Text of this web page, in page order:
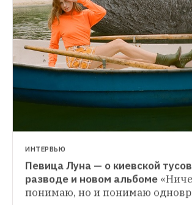
НОВАЯ МУЗЫКА
НОВОСТИ
Какие песни чаще всего
в 2018 годуЖительница
почти 2 тысячи раз послушала
Ольги Бузовой
ИНТЕРВЬЮ
Певица Луна — о киевской
разводе и новом альбоме
понимаю, но и понимаю